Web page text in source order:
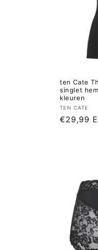
ten Cate
singlet
kleuren
Verkoper:
TEN CATE
Normale
€29,99